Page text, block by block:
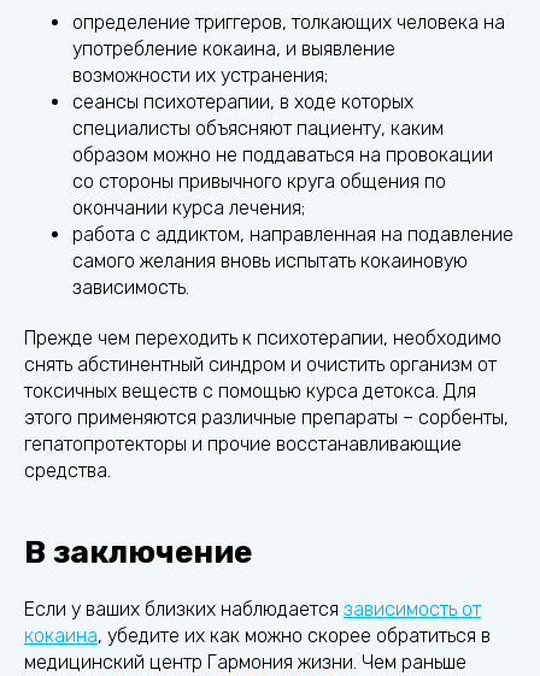
определение триггеров, толкающих человека на
употребление кокаина, и выявление
возможности их устранения;
сеансы психотерапии, в ходе которых
специалисты объясняют пациенту, каким
образом можно не поддаваться на провокации
со стороны привычного круга общения по
окончании курса лечения;
работа с аддиктом, направленная на подавление
самого желания вновь испытать кокаиновую
зависимость.
Прежде чем переходить к психотерапии, необходимо
снять абстинентный синдром и очистить организм от
токсичных веществ с помощью курса детокса. Для
этого применяются различные препараты – сорбенты,
гепатопротекторы и прочие восстанавливающие
средства.
В заключение
Если у ваших близких наблюдается зависимость от
кокаина, убедите их как можно скорее обратиться в
медицинский центр Гармония жизни. Чем раньше